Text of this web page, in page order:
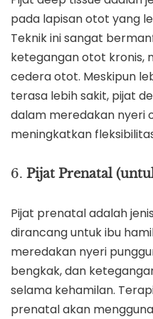
pada lapisan otot yang
Teknik ini sangat
ketegangan otot kronis,
cedera otot. Meskipun
terasa lebih sakit, pijat
dalam meredakan nyeri
meningkatkan
6. Pijat Prenatal
Pijat prenatal adalah
dirancang untuk ibu
meredakan nyeri
bengkak, dan
selama kehamilan.
prenatal akan